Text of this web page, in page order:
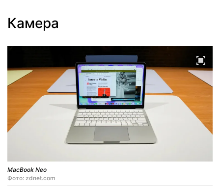
Камера
MacBook Neo
Фото: zdnet.com